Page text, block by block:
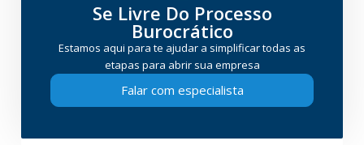
Se Livre Do Processo
Burocrático
Estamos aqui para te ajudar a simplificar todas as
etapas para abrir sua empresa
Falar com especialista